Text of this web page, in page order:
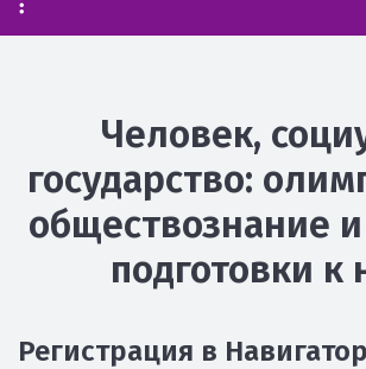
Человек,
государство:
обществознание
подготовки к
Регистрация в